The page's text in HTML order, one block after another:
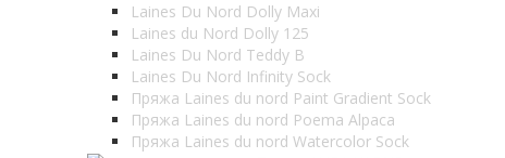
Laines Du Nord Dolly Maxi
Laines du Nord Dolly 125
Laines Du Nord Teddy B
Laines Du Nord Infinity Sock
Пряжа Laines du nord Paint Gradient Sock
Пряжа Laines du nord Poema Alpaca
Пряжа Laines du nord Watercolor Sock